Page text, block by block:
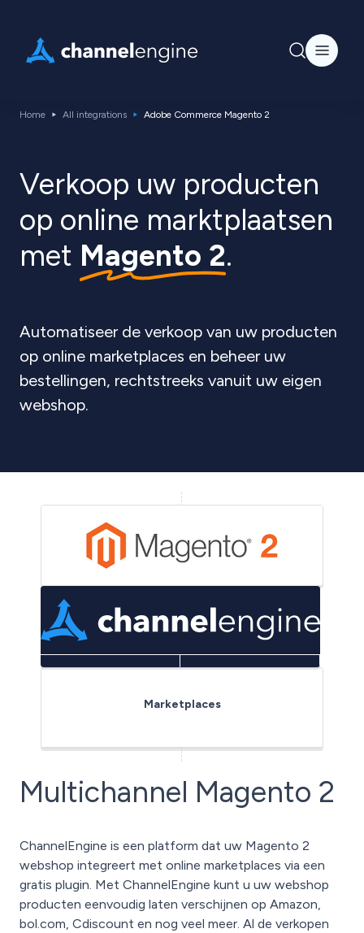
Home All integrations Adobe Commerce Magento 2
Verkoop uw producten
op online marktplaatsen
met Magento 2.
Automatiseer de verkoop van uw producten
op online marketplaces en beheer uw
bestellingen, rechtstreeks vanuit uw eigen
webshop.
Marketplaces
Products Channels
Multichannel Magento 2
ChannelEngine is een platform dat uw Magento 2
webshop integreert met online marketplaces via een
gratis plugin. Met ChannelEngine kunt u uw webshop
producten eenvoudig laten verschijnen op Amazon,
bol.com, Cdiscount en nog veel meer. Al de verkopen